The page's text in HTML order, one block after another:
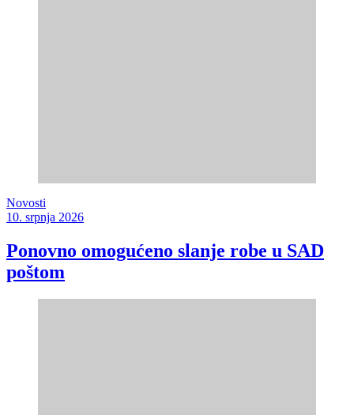
Novosti
10. srpnja 2026
Ponovno omogućeno slanje robe u SAD
poštom